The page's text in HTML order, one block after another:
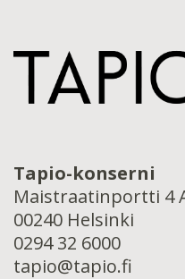
Tapio-konserni
Maistraatinportti 4
00240 Helsinki
0294 32 6000
tapio@tapio.fi